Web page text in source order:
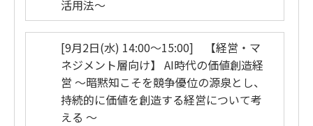
活用法～
[9月2日(水) 14:00～15:00] 【経営・マ
ネジメント層向け】 AI時代の価値創造経
営 ～暗黙知こそを競争優位の源泉とし、
持続的に価値を創造する経営について考
える ～